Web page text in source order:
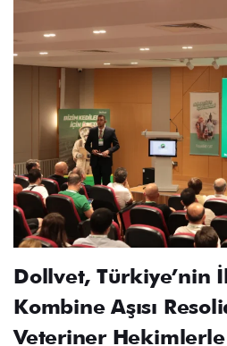
Dollvet, Türkiye’nin
Kombine Aşısı
Veteriner